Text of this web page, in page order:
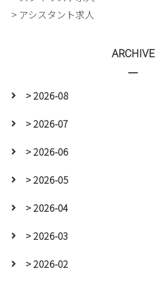
> アシスタント求人
ARCHIVE
> 2026-08
> 2026-07
> 2026-06
> 2026-05
> 2026-04
> 2026-03
> 2026-02